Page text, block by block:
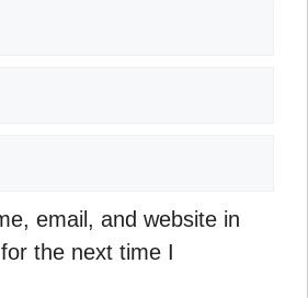
email, and website in
the next time I